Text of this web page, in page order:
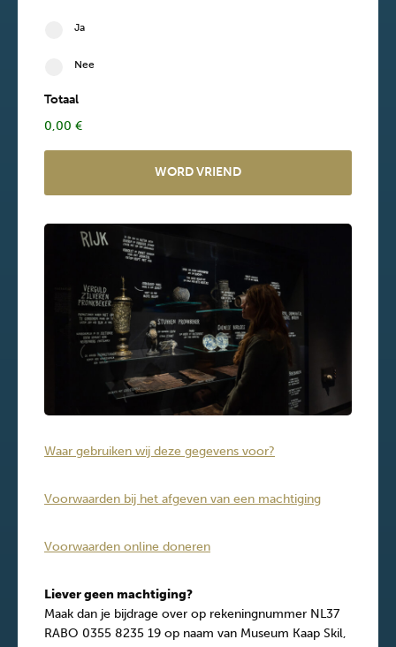
Ja
Nee
Totaal
0,00 €
Waar gebruiken wij deze gegevens voor?
Voorwaarden bij het afgeven van een machtiging
Voorwaarden online doneren
Liever geen machtiging?
Maak dan je bijdrage over op rekeningnummer NL37
RABO 0355 8235 19 op naam van Museum Kaap Skil,